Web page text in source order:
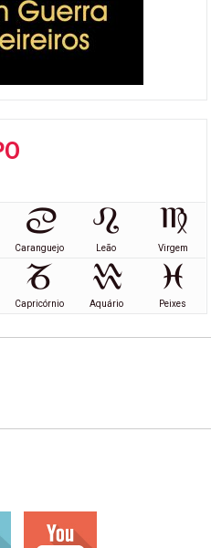
Caranguejo Leão Virgem
Capricórnio Aquário Peixes